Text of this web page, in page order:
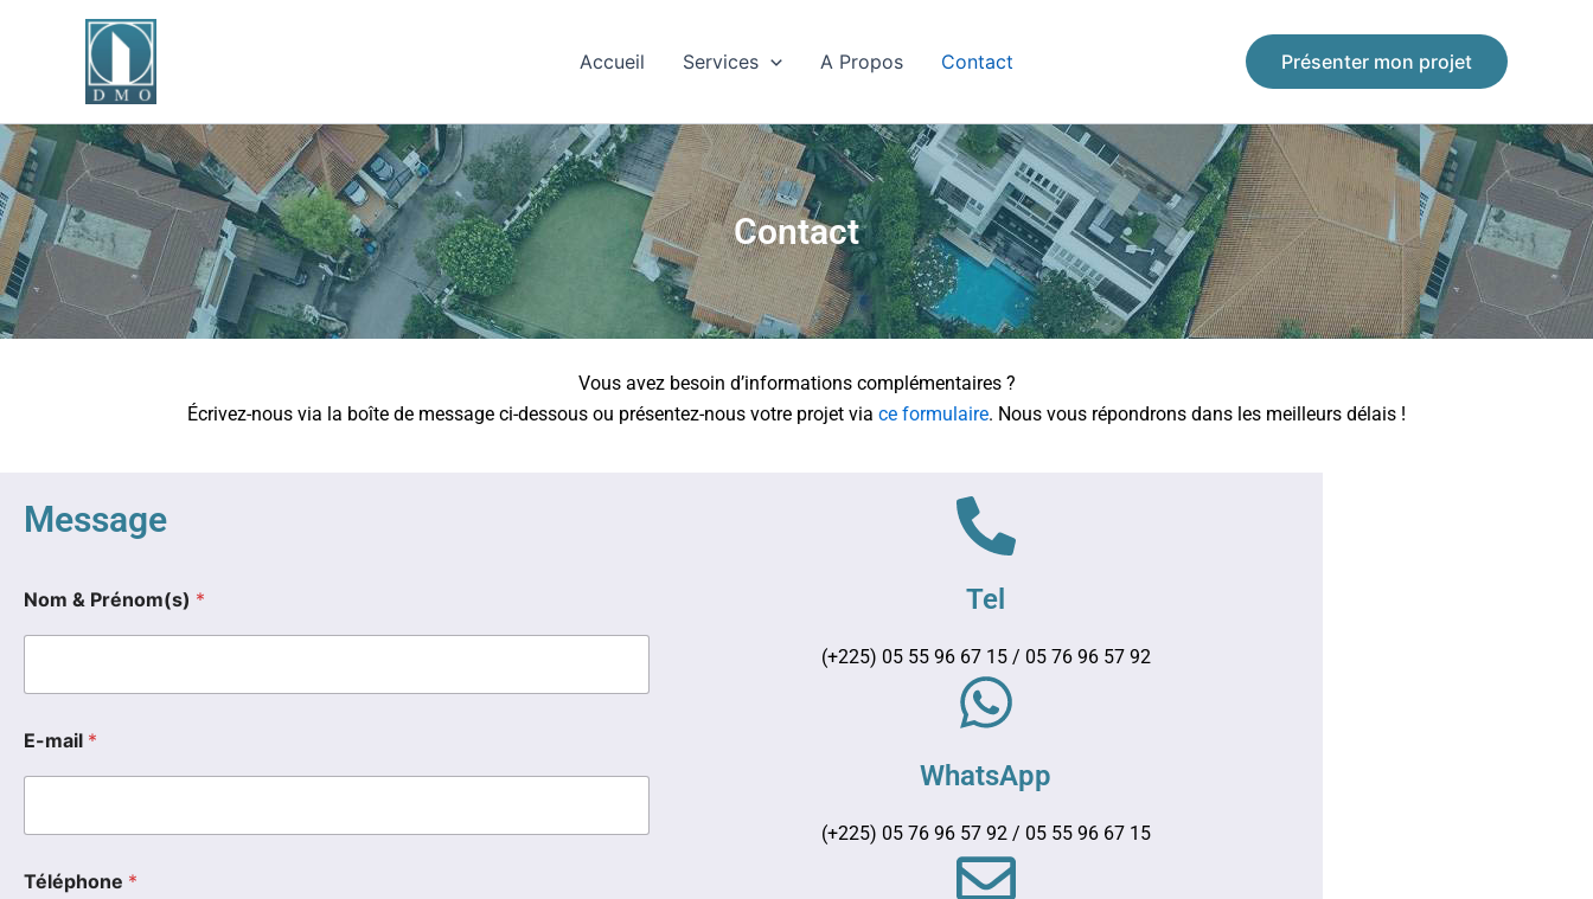
Accueil Services A Propos Contact Présenter mon projet
Contact
Vous avez besoin d’informations complémentaires ?
Écrivez-nous via la boîte de message ci-dessous ou présentez-nous votre projet via ce formulaire. Nous vous répondrons dans les meilleurs délais !
Message
Nom & Prénom(s) *
E-mail *
&
Téléphone *
Tel
(+225) 05 55 96 67 15 / 05 76 96 57 92
WhatsApp
(+225) 05 76 96 57 92 / 05 55 96 67 15